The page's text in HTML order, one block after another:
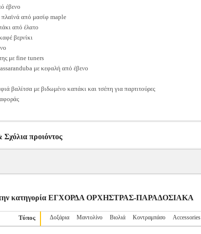
έβενο
πλαϊνά από μασίφ maple
από έλατο
βερνίκι
με fine tuners
με κεφαλή από έβενο
βαλίτσα με βιδωμένο καπάκι και τσέπη για παρτιτούρες
προιόντος
κατηγορία ΕΓΧΟΡΔΑ ΟΡΧΗΣΤΡΑΣ-ΠΑΡΑΔΟΣΙΑΚΑ
Τύπος Δοξάρια Μαντολίνο Βιολιά Κοντραμπάσο Accessories